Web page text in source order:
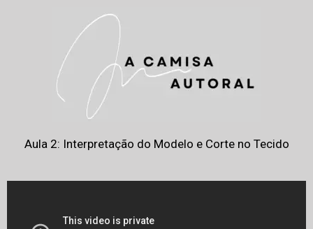
Aula 2: Interpretação do Modelo e Corte no Tecido